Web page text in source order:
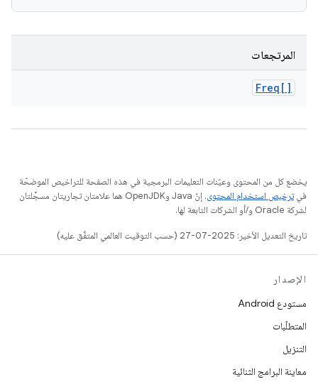
المرتجعات
Freq[]
يخضع كل من المحتوى وعيّنات التعليمات البرمجية في هذه الصفحة للتراخيص الموضحّة
فيترخيص استخدام المحتوى
. إنّ Java وOpenJDK هما علامتان تجاريتان مسجَّلتان
لشركة Oracle و/أو الشركات التابعة لها.
تاريخ التعديل الأخير: 2025-07-27 (حسب التوقيت العالمي المتفَّق عليه)
الإصدار
مستودع Android
المتطلّبات
التنزيل
معاينة البرامج الثنائية